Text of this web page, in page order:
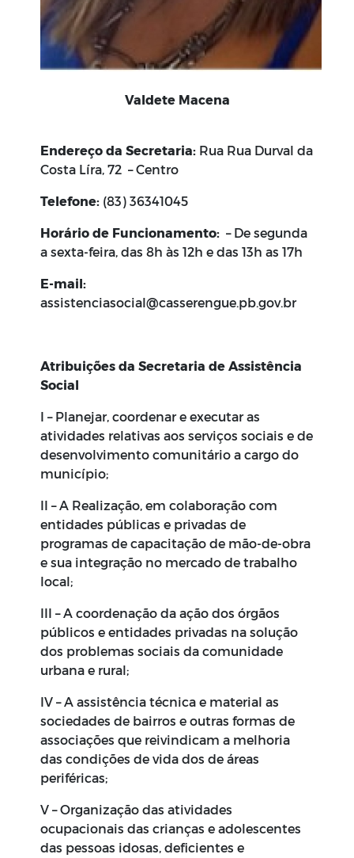
Valdete Macena
Endereço da Secretaria: Rua Rua Durval da
Costa Líra, 72 – Centro
Telefone: (83) 36341045
Horário de Funcionamento: – De segunda
a sexta-feira, das 8h às 12h e das 13h as 17h
E-mail:
assistenciasocial@casserengue.pb.gov.br
Atribuições da Secretaria de Assistência
Social
I – Planejar, coordenar e executar as
atividades relativas aos serviços sociais e de
desenvolvimento comunitário a cargo do
município;
II – A Realização, em colaboração com
entidades públicas e privadas de
programas de capacitação de mão-de-obra
e sua integração no mercado de trabalho
local;
III – A coordenação da ação dos órgãos
públicos e entidades privadas na solução
dos problemas sociais da comunidade
urbana e rural;
IV – A assistência técnica e material as
sociedades de bairros e outras formas de
associações que reivindicam a melhoria
das condições de vida dos de áreas
periféricas;
V – Organização das atividades
ocupacionais das crianças e adolescentes
das pessoas idosas, deficientes e